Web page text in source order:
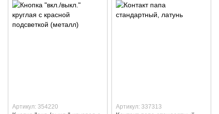
Артикул: 354220 Артикул: 337313